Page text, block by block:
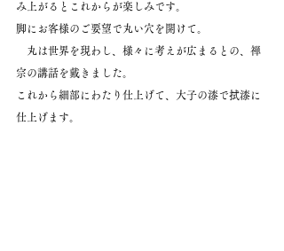
み上がるとこれからが楽しみです。
脚にお客様のご要望で丸い穴を開けて。
丸は世界を現わし、様々に考えが広まるとの、禅
宗の講話を戴きました。
これから細部にわたり仕上げて、大子の漆で拭漆に
仕上げます。